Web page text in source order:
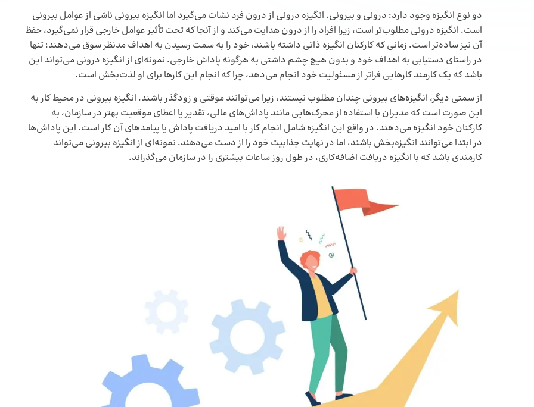
دو نوع انگیزه وجود دارد: درونی و بیرونی. انگیزه درونی از درون فرد نشات می‌گیرد اما انگیزه بیرونی ناشی از عوامل بیرونی
است. انگیزه درونی مطلوب‌تر است، زیرا افراد را از درون هدایت می‌کند و از آنجا که تحت تأثیر عوامل خارجی قرار نمی‌گیرد، حفظ
آن نیز ساده‌تر است. زمانی که کارکنان انگیزه ذاتی داشته باشند، خود را به سمت رسیدن به اهداف مدنظر سوق می‌دهند؛ تنها
در راستای دستیابی به اهداف خود و بدون هیچ چشم داشتی به هرگونه پاداش خارجی. نمونه‌ای از انگیزه درونی می‌تواند این
باشد که یک کارمند کارهایی فراتر از مسئولیت خود انجام می‌دهد، چرا که انجام این کارها برای او لذت‌بخش است.
از سمتی دیگر، انگیزه‌های بیرونی چندان مطلوب نیستند، زیرا می‌توانند موقتی و زودگذر باشند. انگیزه بیرونی در محیط کار به
این صورت است که مدیران با استفاده از محرک‌هایی مانند پاداش‌های مالی، تقدیر یا اعطای موقعیت بهتر در سازمان، به
کارکنان خود انگیزه می‌دهند. در واقع این انگیزه شامل انجام کار با امید دریافت پاداش یا پیامدهای آن کار است. این پاداش‌ها
در ابتدا می‌توانند انگیزه‌بخش باشند، اما در نهایت جذابیت خود را از دست می‌دهند. نمونه‌ای از انگیزه بیرونی می‌تواند
کارمندی باشد که با انگیزه دریافت اضافه‌کاری، در طول روز ساعات بیشتری را در سازمان می‌گذراند.